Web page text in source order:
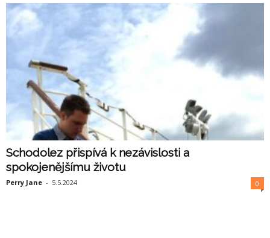
Schodolez přispívá k nezávislosti a
spokojenějšímu životu
Perry Jane - 5.5.2024 0